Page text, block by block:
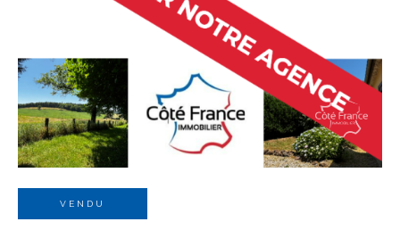
VENDU
Surface
Surface
Pièces
Référence